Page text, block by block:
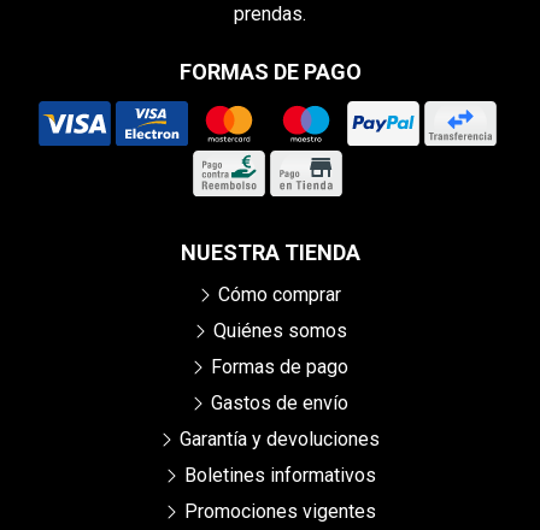
prendas.
FORMAS DE PAGO
NUESTRA TIENDA
Cómo comprar
Quiénes somos
Formas de pago
Gastos de envío
Garantía y devoluciones
Boletines informativos
Promociones vigentes